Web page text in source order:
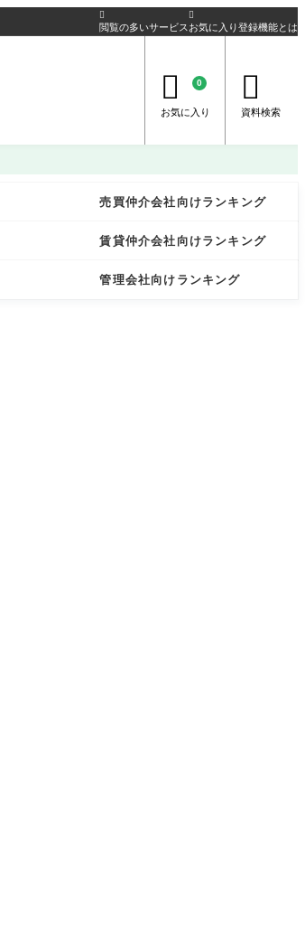

閲覧の多いサービス

お気に入り登録機能とは
 0
お気に入り

資料検索
売買仲介会社向けランキング
賃貸仲介会社向けランキング
管理会社向けランキング